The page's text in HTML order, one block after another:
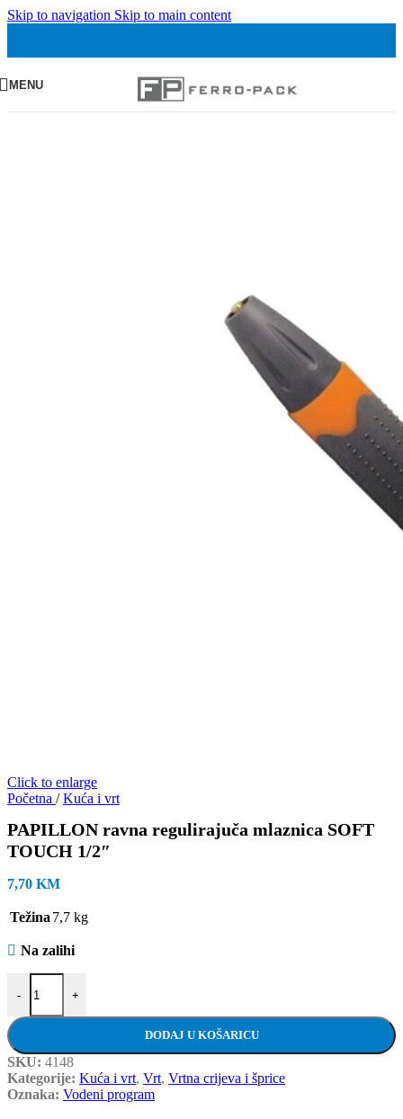
Skip to navigation Skip to main content
MENU
Click to enlarge
Početna / Kuća i vrt
PAPILLON ravna regulirajuča mlaznica SOFT
TOUCH 1/2″
7,70 KM
Težina 7,7 kg
Na zalihi
-
PAPILLON ravna regulirajuča mlaznica SOFT TOUCH 1/2"
+
DODAJ U KOŠARICU
SKU: 4148
Kategorije: Kuća i vrt, Vrt, Vrtna crijeva i šprice
Oznaka: Vodeni program